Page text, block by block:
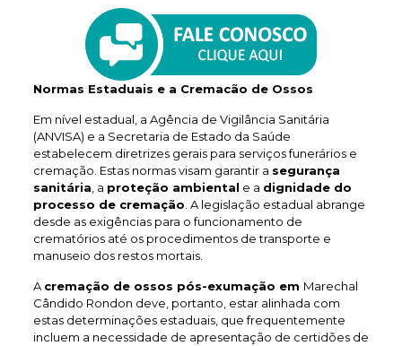
Normas Estaduais e a Cremacão de Ossos
Em nível estadual, a Agência de Vigilância Sanitária
(ANVISA) e a Secretaria de Estado da Saúde
estabelecem diretrizes gerais para serviços funerários e
cremação. Estas normas visam garantir a segurança
sanitária , a proteção ambiental e a dignidade do
processo de cremação . A legislação estadual abrange
desde as exigências para o funcionamento de
crematórios até os procedimentos de transporte e
manuseio dos restos mortais.
A cremação de ossos pós-exumação em Marechal
Cândido Rondon deve, portanto, estar alinhada com
estas determinações estaduais, que frequentemente
incluem a necessidade de apresentação de certidões de